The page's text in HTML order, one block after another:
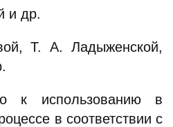
и др.
Т. А. Ладыженской,
к использованию в
в соответствии с